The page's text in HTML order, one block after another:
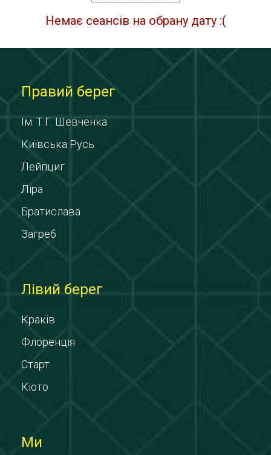
Немає сеансів на обрану дату :(
Правий берег
Ім. Т.Г. Шевченка
Київська Русь
Лейпциг
Ліра
Братислава
Загреб
Лівий берег
Краків
Флоренція
Старт
Кіото
Ми